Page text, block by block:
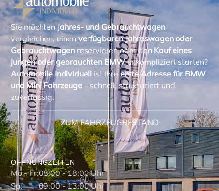
Sie möchten Jahres- und Gebrauchtwagen
vergleichen, einenverfügbaren Jahreswagen oder
Gebrauchtwagen reservieren oder den Kauf eines
jungen oder gebrauchten BMWunkompliziert starten?
Automobile Individuell ist Ihreerste Adresse für BMW
und Mini Fahrzeuge – schnell, strukturiert und
zuverlässig.
ZUM FAHRZEUGBESTAND
ÖFFNUNGZEITEN
Mo - Fr:
Sa:
08:00 - 18:00 Uhr
09:00 - 13:00 Uhr